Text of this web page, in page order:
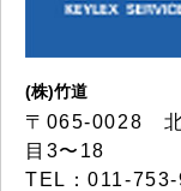
(株)竹道
〒065-0028 北
目3〜18
TEL：011-